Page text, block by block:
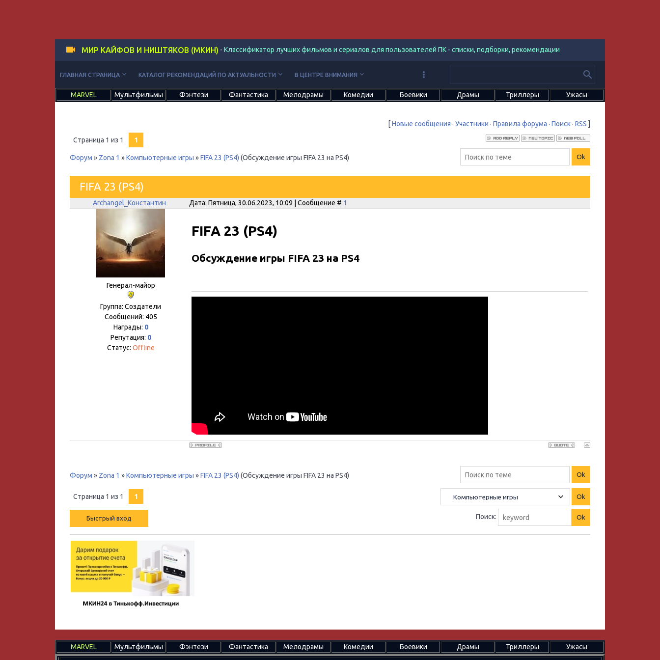
МИР КАЙФОВ И НИШТЯКОВ (МКИН) - Классификатор лучших фильмов и сериалов для пользователей ПК - списки, подборки, рекомендации
ГЛАВНАЯ СТРАНИЦА keyboard_arrow_down КАТАЛОГ РЕКОМЕНДАЦИЙ ПО АКТУАЛЬНОСТИ keyboard_arrow_down В ЦЕНТРЕ ВНИМАНИЯ keyboard_arrow_down
MARVEL Мультфильмы Фэнтези Фантастика Мелодрамы Комедии Боевики Драмы Триллеры Ужасы
[Новые сообщения · Участники · Правила форума · Поиск· RSS ]
Страница 1 из 1 1
Форум » Zona 1 »Компьютерные игры »FIFA 23 (PS4) (Обсуждение игры FIFA 23 на PS4)
FIFA 23 (PS4)
Archangel_Константин Дата: Пятница, 30.06.2023, 10:09 | Сообщение # 1
Генерал-майор
Группа: Создатели
Сообщений: 405
Награды: 0
Репутация: 0
Статус: Offline
FIFA 23 (PS4)
Обсуждение игры FIFA 23 на PS4
Форум » Zona 1 »Компьютерные игры »FIFA 23 (PS4) (Обсуждение игры FIFA 23 на PS4)
Страница 1 из 1 1
Поиск:
MARVEL Мультфильмы Фэнтези Фантастика Мелодрамы Комедии Боевики Драмы Триллеры Ужасы